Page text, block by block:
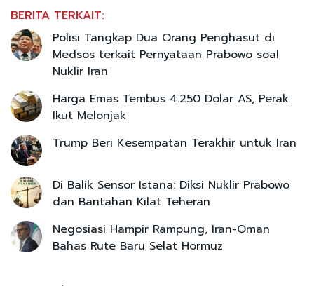
BERITA TERKAIT:
Polisi Tangkap Dua Orang Penghasut di
Medsos terkait Pernyataan Prabowo soal
Nuklir Iran
Harga Emas Tembus 4.250 Dolar AS, Perak
Ikut Melonjak
Trump Beri Kesempatan Terakhir untuk Iran
Di Balik Sensor Istana: Diksi Nuklir Prabowo
dan Bantahan Kilat Teheran
Negosiasi Hampir Rampung, Iran-Oman
Bahas Rute Baru Selat Hormuz